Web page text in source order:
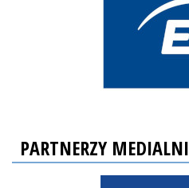
PARTNERZY MEDIALNI